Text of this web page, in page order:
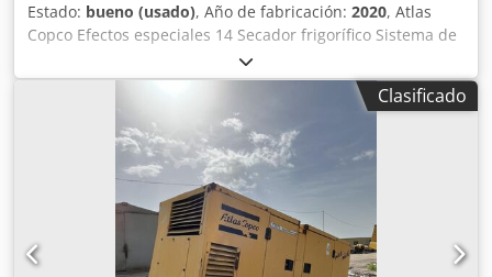
Estado: bueno (usado), Año de fabricación: 2020, Atlas
Copco Efectos especiales 14 Secador frigorífico Sistema de
secado de aire comprimido compacto, totalmente
automático y refrigerado por aire. Csdjwhv Adspfx Aqqsrf
Clasificado